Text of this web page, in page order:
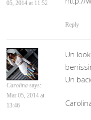
05, 2014 at 11:52
Reply
Carolina says:
Mar 05, 2014 at
13:46
Un
Un